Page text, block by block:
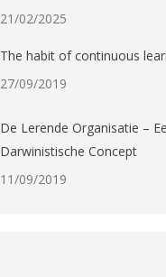
21/02/2025
The habit of continuous
27/09/2019
De Lerende Organisatie –
Darwinistische Concept
11/09/2019